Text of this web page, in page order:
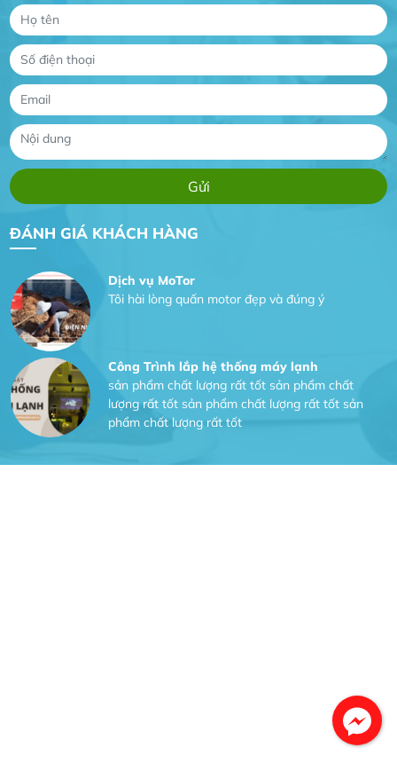
ĐÁNH GIÁ KHÁCH HÀNG
Gia Đình chúng tôi rất hài lòng dịch vụ tại
vụ
Dịch vụ MoTor
Tôi hài lòng quấn motor đẹp và đúng ý
Công Trình lắp hệ thống máy lạnh
sản phẩm chất lượng rất tốt sản phẩm chất
lượng rất tốt sản phẩm chất lượng rất tốt sản
phẩm chất lượng rất tốt
sản phẩm chất lượng rất tốt sản phẩm chất
lượng rất tốt sản phẩm chất lượng rất tốt sản